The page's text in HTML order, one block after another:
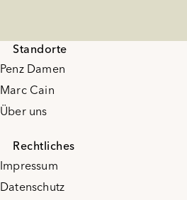
Standorte
Penz Damen
Marc Cain
Über uns
Rechtliches
Impressum
Datenschutz